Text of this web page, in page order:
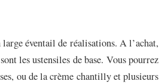
éventail de réalisations. A l’achat,
les ustensiles de base. Vous pourrez
ou de la crème chantilly et plusieurs